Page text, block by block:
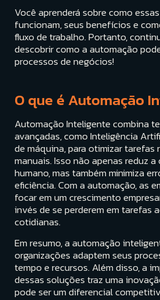
Você aprenderá sobre como
funcionam, seus benefícios e
fluxo de trabalho. Portanto,
descobrir como a automação
processos de negócios!
O que é Automação
Automação Inteligente combina
avançadas, como Inteligência
de máquina, para otimizar tarefas
manuais. Isso não apenas reduz
humano, mas também minimiza
eficiência. Com a automação, as
focar em um crescimento
invés de se perderem em tarefas
cotidianas.
Em resumo, a automação
organizações adaptem seus
tempo e recursos. Além disso, a
dessas soluções traz uma
pode ser um diferencial